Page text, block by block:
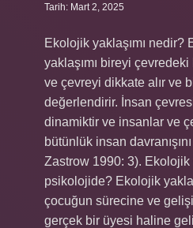
Tarih: Mart 2, 2025
Ekolojik yaklaşımı nedir?
yaklaşımı bireyi
ve çevreyi dikkate alır ve
değerlendirir. İnsan
dinamiktir ve insanlar ve
bütünlük insan
Zastrow 1990: 3). Ekolojik
psikolojide? Ekolojik
çocuğun sürecine ve
gerçek bir üyesi haline